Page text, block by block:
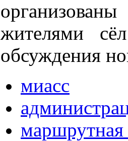
жителями
обсуждения
миасс
маршрутная